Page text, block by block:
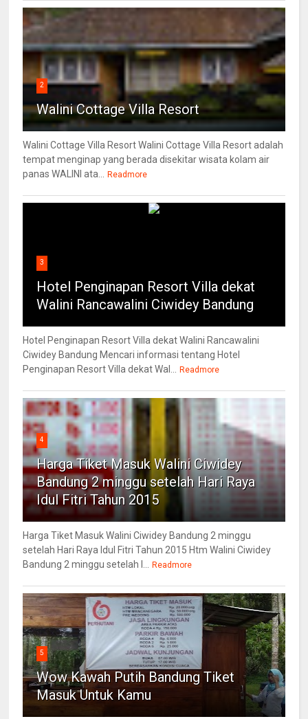
2
Walini Cottage Villa Resort
Walini Cottage Villa Resort Walini Cottage Villa Resort adalah
tempat menginap yang berada disekitar wisata kolam air
panas WALINI ata...
Readmore
3
Hotel Penginapan Resort Villa dekat
Walini Rancawalini Ciwidey Bandung
Hotel Penginapan Resort Villa dekat Walini Rancawalini
Ciwidey Bandung Mencari informasi tentang Hotel
Penginapan Resort Villa dekat Wal...
Readmore
4
Harga Tiket Masuk Walini Ciwidey
Bandung 2 minggu setelah Hari Raya
Idul Fitri Tahun 2015
Harga Tiket Masuk Walini Ciwidey Bandung 2 minggu
setelah Hari Raya Idul Fitri Tahun 2015 Htm Walini Ciwidey
Bandung 2 minggu setelah l...
Readmore
5
Wow Kawah Putih Bandung Tiket
Masuk Untuk Kamu